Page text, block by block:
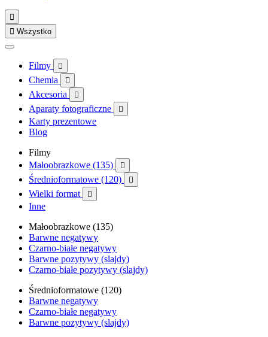

 Wszystko
Filmy 
Chemia 
Akcesoria 
Aparaty fotograficzne 
Karty prezentowe
Blog
Filmy
Małoobrazkowe (135)

Średnioformatowe (120) 
Wielki format 
Inne
Małoobrazkowe (135)
Barwne negatywy
Czarno-białe negatywy
Barwne pozytywy (slajdy)
Czarno-białe pozytywy (slajdy)
Średnioformatowe (120)
Barwne negatywy
Czarno-białe negatywy
Barwne pozytywy (slajdy)